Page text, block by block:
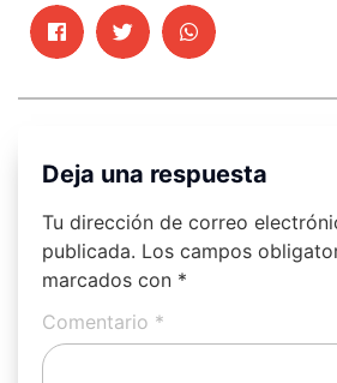
Deja una respuesta
Tu dirección de correo
publicada. Los campos
marcados con *
Comentario *